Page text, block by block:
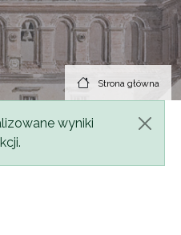
Strona główna
wyniki